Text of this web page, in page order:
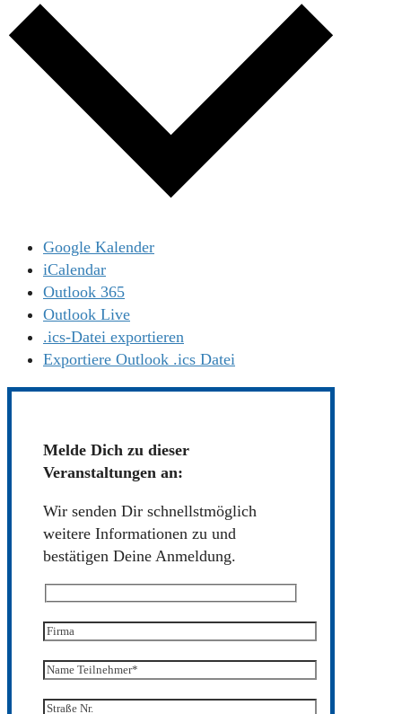
Google Kalender
iCalendar
Outlook 365
Outlook Live
.ics-Datei exportieren
Exportiere Outlook .ics Datei
Melde Dich zu dieser
Veranstaltungen an:
Wir senden Dir schnellstmöglich
weitere Informationen zu und
bestätigen Deine Anmeldung.